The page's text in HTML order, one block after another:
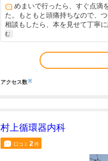
めまいで行ったら、すぐ点滴
た。もともと頭痛持ちなので、
相談もしたら、本を見せて丁寧に
む
アクセス数※
村上循環器内科
口コミ 2件